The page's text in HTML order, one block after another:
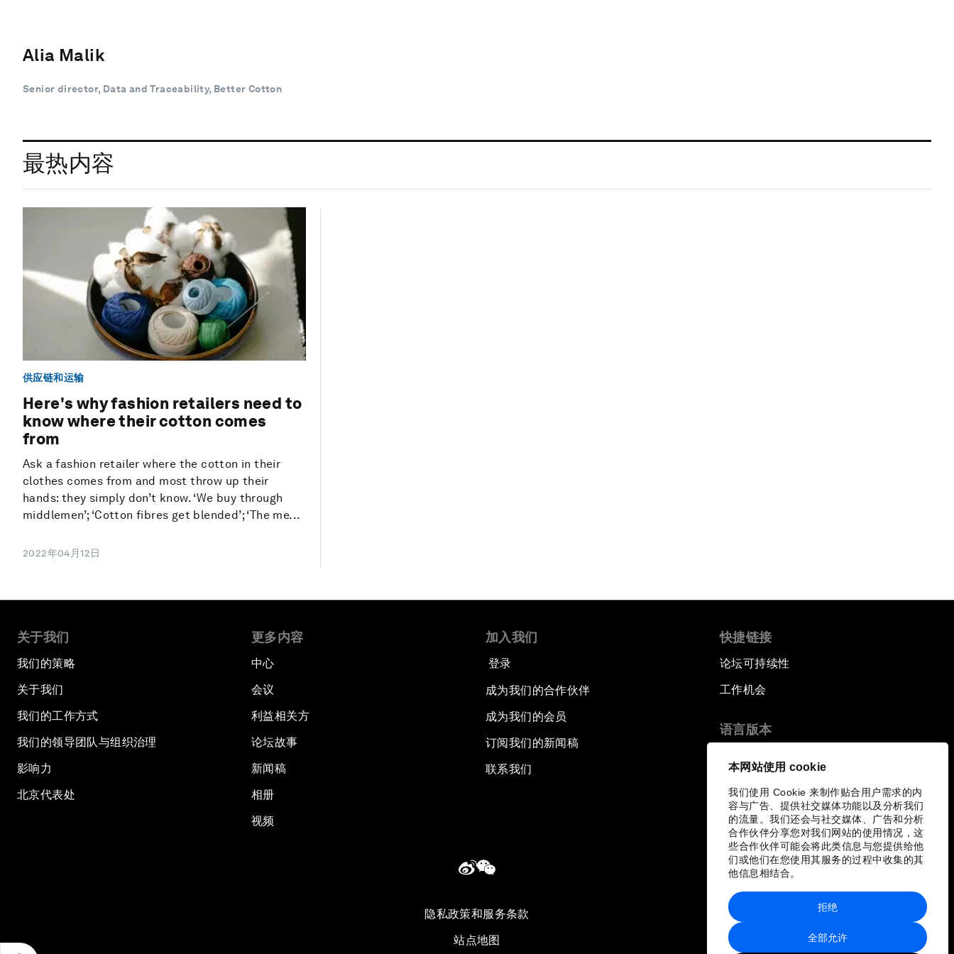
本网站使用 cookie
我们使用 Cookie 来制作贴合用户需求的内
容与广告、提供社交媒体功能以及分析我们
的流量。我们还会与社交媒体、广告和分析
合作伙伴分享您对我们网站的使用情况，这
些合作伙伴可能会将此类信息与您提供给他
们或他们在您使用其服务的过程中收集的其
他信息相结合。
全部允许
拒绝
Alia Malik
Senior director, Data and Traceability, Better Cotton
最热内容
供应链和运输
Here's why fashion retailers need to
know where their cotton comes
from
Ask a fashion retailer where the cotton in their
clothes comes from and most throw up their
hands: they simply don’t know. ‘We buy through
middlemen’; ‘Cotton fibres get blended’; ‘The me...
2022年04月12日
关于我们
我们的策略
关于我们
我们的工作方式
我们的领导团队与组织治理
影响力
北京代表处
更多内容
中心
会议
利益相关方
论坛故事
新闻稿
相册
视频
加入我们
登录
成为我们的合作伙伴
成为我们的会员
订阅我们的新闻稿
联系我们
快捷链接
论坛可持续性
工作机会
语言版本
隐私政策和服务条款
站点地图